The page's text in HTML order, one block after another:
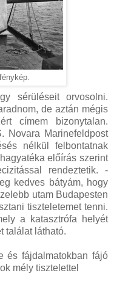
sérüléseit orvosolni.
de aztán mégis
címem bizonytalan.
Novara Marinefeldpost
nélkül felbontatnak
előírás szerint
rendeztetik. -
kedves bátyám, hogy
utam Budapesten
tiszteletemet tenni.
a katasztrófa helyét
találat látható.
és fájdalmatokban fájó
mély tisztelettel